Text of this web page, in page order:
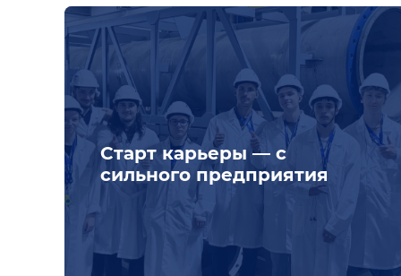
Старт карьеры — с
сильного предприятия